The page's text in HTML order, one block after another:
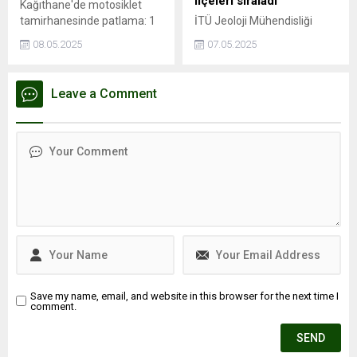
Kağıthane'de motosiklet
tamirhanesinde patlama: 1
esnasında depoda mahsur
kaybettiİSTANBUL - İstanbul
Kağıthane'de motosiklet
meydana geldiği iddia edildi.
08.05.2025
İTÜ Jeoloji Mühendisliği
Yaltırak, İstanbul’da
07.05.2025
Leave a Comment
Save my name, email, and website in this browser for the next time I
comment.